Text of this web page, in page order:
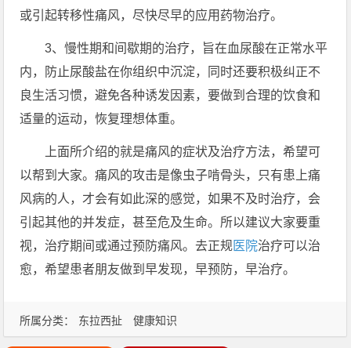
所属分类： 东拉西扯 健康知识
或引起转移性痛风，尽快尽早的应用药物治疗。
3、慢性期和间歇期的治疗，旨在血尿酸在正常水平
内，防止尿酸盐在你组织中沉淀，同时还要积极纠正不
良生活习惯，避免各种诱发因素，要做到合理的饮食和
适量的运动，恢复理想体重。
​上面所介绍的就是痛风的症状及治疗方法，希望可
以帮到大家。痛风的攻击是像虫子啃骨头，只有患上痛
风病的人，才会有如此深的感觉，如果不及时治疗，会
引起其他的并发症，甚至危及生命。所以建议大家要重
视，治疗期间或通过预防痛风。去正规医院治疗可以治
愈，希望患者朋友做到早发现，早预防，早治疗。